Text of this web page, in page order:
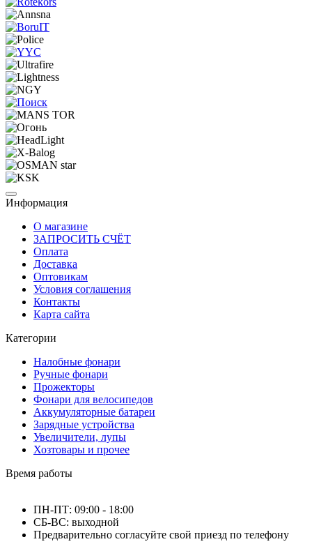
Информация
О магазине
ЗАПРОСИТЬ СЧЁТ
Оплата
Доставка
Оптовикам
Условия соглашения
Контакты
Карта сайта
Категории
Налобные фонари
Ручные фонари
Прожекторы
Фонари для велосипедов
Аккумуляторные батареи
Зарядные устройства
Увеличители, лупы
Хозтовары и прочее
Время работы
ПН-ПТ: 09:00 - 18:00
СБ-ВС: выходной
Предварительно согласуйте свой приезд по телефону